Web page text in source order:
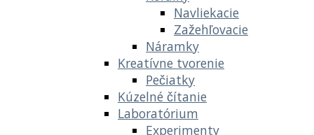
Navliekacie
Zažehľovacie
Náramky
Kreatívne tvorenie
Pečiatky
Kúzelné čítanie
Laboratórium
Experimenty